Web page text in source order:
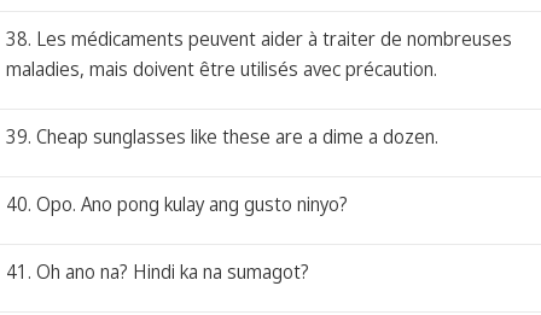
38. Les médicaments peuvent aider à traiter de nombreuses
maladies, mais doivent être utilisés avec précaution.
39. Cheap sunglasses like these are a dime a dozen.
40. Opo. Ano pong kulay ang gusto ninyo?
41. Oh ano na? Hindi ka na sumagot?